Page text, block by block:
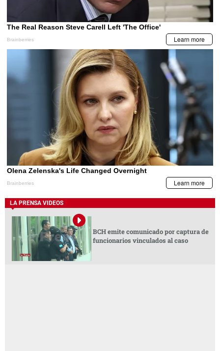
LA PRENSA VIDEOS
BCH emite comunicado por captura de
funcionarios vinculados al caso